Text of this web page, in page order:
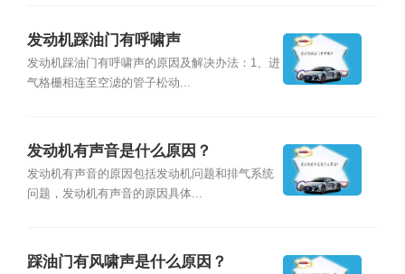
发动机踩油门有呼啸声
发动机踩油门有呼啸声的原因及解决办法：1、进
气格栅相连至空滤的管子松动...
发动机有声音是什么原因？
发动机有声音的原因包括发动机问题和排气系统
问题，发动机有声音的原因具体...
踩油门有风啸声是什么原因？